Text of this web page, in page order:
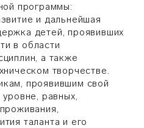
программы:
и дальнейшая
детей, проявивших
в области
а также
творчестве.
проявившим свой
равных,
таланта и его